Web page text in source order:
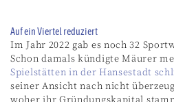
Auf ein Viertel reduziert
Im Jahr 2022 gab es noch 32
Schon damals kündigte Mäurer
Spielstätten in der Hansestadt
seiner Ansicht nach nicht